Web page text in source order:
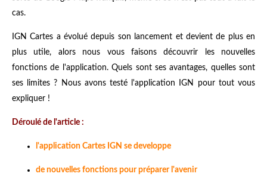
cas.
IGN Cartes a évolué depuis son lancement et devient de plus en
plus utile, alors nous vous faisons découvrir les nouvelles
fonctions de l'application. Quels sont ses avantages, quelles sont
ses limites ? Nous avons testé l'application IGN pour tout vous
expliquer !
Déroulé de l'article :
l'application Cartes IGN se developpe
de nouvelles fonctions pour préparer l'avenir